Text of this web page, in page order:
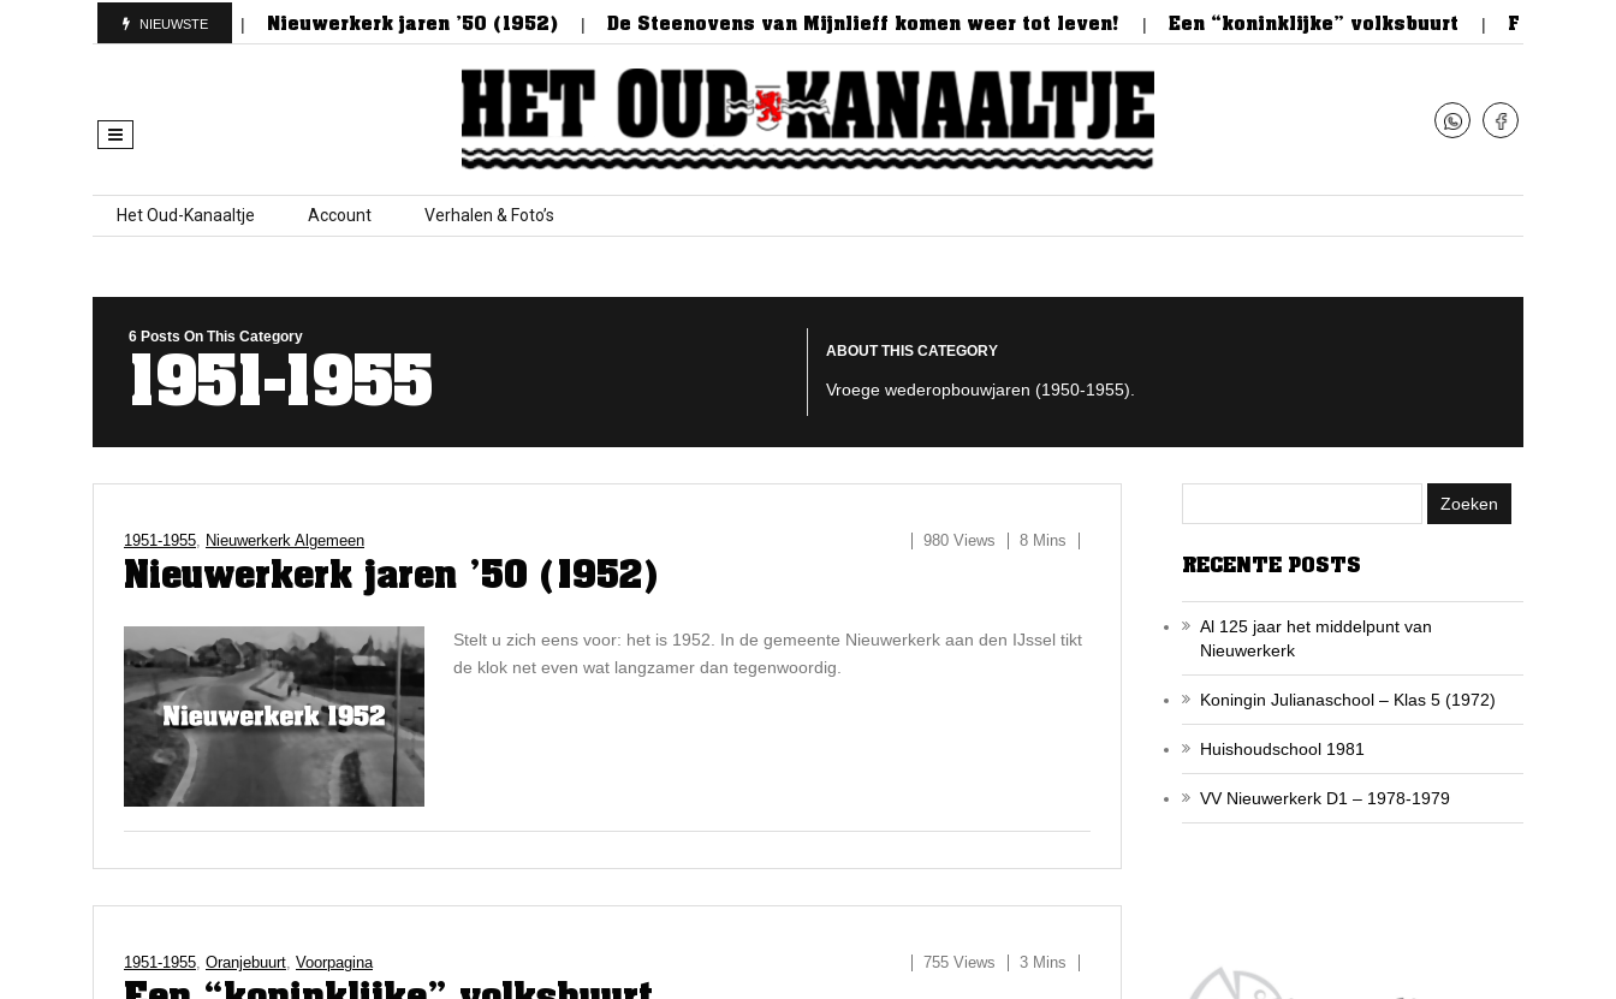
NIEUWSTE
Nieuwerkerk Nieuwerkerk jaren ’50 (1952) De Steenovens van Mijnlieff komen weer tot leven! Een “koninklijke” volksbuurt Feestelijke
Skip to content
Het Oud-Kanaaltje Account Verhalen & Foto’s
6 Posts On This Category
1951-1955
ABOUT THIS CATEGORY
Vroege wederopbouwjaren (1950-1955).
1951-1955, Nieuwerkerk Algemeen 980 Views 8 Mins
Nieuwerkerk jaren ’50 (1952)
Stelt u zich eens voor: het is 1952. In de gemeente Nieuwerkerk aan den IJssel tikt
de klok net even wat langzamer dan tegenwoordig.
1951-1955, Oranjebuurt, Voorpagina 755 Views 3 Mins
RECENTE POSTS
Al 125 jaar het middelpunt van
Nieuwerkerk
Koningin Julianaschool – Klas 5 (1972)
Huishoudschool 1981
VV Nieuwerkerk D1 – 1978-1979